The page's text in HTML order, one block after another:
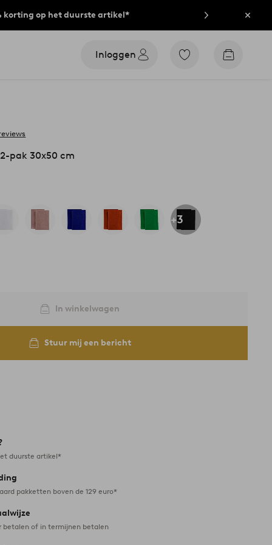
korting op het duurste artikel*
Inloggen
Ga
Go
pak 30x50 cm
+3
In winkelwagen
Stuur mij een bericht
duurste artikel*
pakketten boven de 129 euro*
betalen of in termijnen betalen